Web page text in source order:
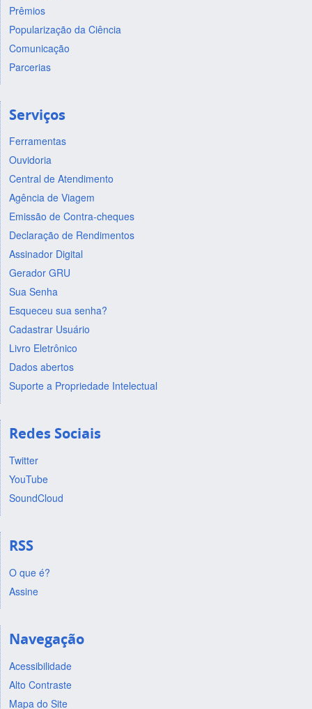
Prêmios
Popularização da Ciência
Comunicação
Parcerias
Serviços
Ferramentas
Ouvidoria
Central de Atendimento
Agência de Viagem
Emissão de Contra-cheques
Declaração de Rendimentos
Assinador Digital
Gerador GRU
Sua Senha
Esqueceu sua senha?
Cadastrar Usuário
Livro Eletrônico
Dados abertos
Suporte a Propriedade Intelectual
Redes Sociais
Twitter
YouTube
SoundCloud
RSS
O que é?
Assine
Navegação
Acessibilidade
Alto Contraste
Mapa do Site